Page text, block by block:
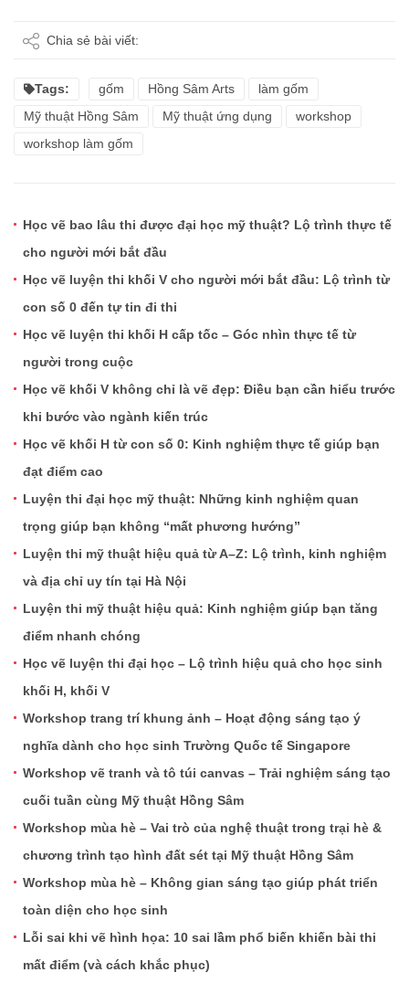
Chia sẻ bài viết:
Tags: gốm Hồng Sâm Arts
làm gốm
Mỹ thuật Hồng Sâm
Mỹ thuật ứng dụng
workshop
workshop làm gốm
Học vẽ bao lâu thi được đại học mỹ thuật? Lộ trình thực tế
cho người mới bắt đầu
Học vẽ luyện thi khối V cho người mới bắt đầu: Lộ trình từ
con số 0 đến tự tin đi thi
Học vẽ luyện thi khối H cấp tốc – Góc nhìn thực tế từ
người trong cuộc
Học vẽ khối V không chỉ là vẽ đẹp: Điều bạn cần hiểu trước
khi bước vào ngành kiến trúc
Học vẽ khối H từ con số 0: Kinh nghiệm thực tế giúp bạn
đạt điểm cao
Luyện thi đại học mỹ thuật: Những kinh nghiệm quan
trọng giúp bạn không “mất phương hướng”
Luyện thi mỹ thuật hiệu quả từ A–Z: Lộ trình, kinh nghiệm
và địa chỉ uy tín tại Hà Nội
Luyện thi mỹ thuật hiệu quả: Kinh nghiệm giúp bạn tăng
điểm nhanh chóng
Học vẽ luyện thi đại học – Lộ trình hiệu quả cho học sinh
khối H, khối V
Workshop trang trí khung ảnh – Hoạt động sáng tạo ý
nghĩa dành cho học sinh Trường Quốc tế Singapore
Workshop vẽ tranh và tô túi canvas – Trải nghiệm sáng tạo
cuối tuần cùng Mỹ thuật Hồng Sâm
Workshop mùa hè – Vai trò của nghệ thuật trong trại hè &
chương trình tạo hình đất sét tại Mỹ thuật Hồng Sâm
Workshop mùa hè – Không gian sáng tạo giúp phát triển
toàn diện cho học sinh
Lỗi sai khi vẽ hình họa: 10 sai lầm phổ biến khiến bài thi
mất điểm (và cách khắc phục)